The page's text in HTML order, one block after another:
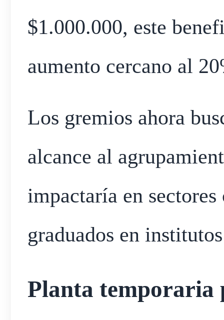
$1.000.000, este
aumento cercano al
Los gremios ahora
alcance al
impactaría en
graduados en
Planta temporaria